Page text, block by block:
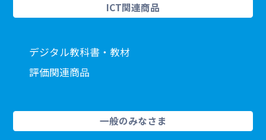
ICT関連商品
デジタル教科書・教材
評価関連商品
一般のみなさま